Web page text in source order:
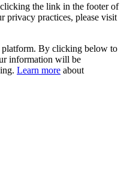
the link in the footer of
privacy practices, please visit
platform. By clicking below to
information will be
Learn more about